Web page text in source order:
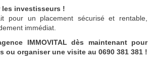
investisseurs !
pour un placement sécurisé et rentable,
immédiat.
IMMOVITAL dès maintenant pour
ou organiser une visite au 0690 381 381 !